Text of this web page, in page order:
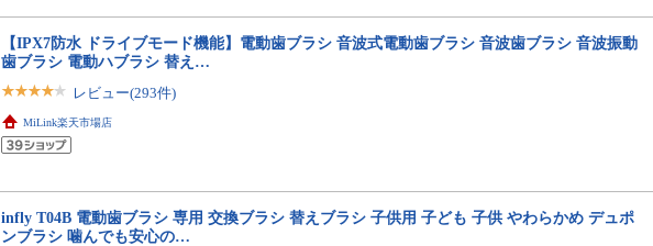
【IPX7防水 ドライブモード機能】電動歯ブラシ 音波式電動歯ブラシ 音波歯ブラシ 音波振動
歯ブラシ 電動ハブラシ 替え…
レビュー(293件)
MiLink楽天市場店
infly T04B 電動歯ブラシ 専用 交換ブラシ 替えブラシ 子供用 子ども 子供 やわらかめ デュポ
ンブラシ 噛んでも安心の…